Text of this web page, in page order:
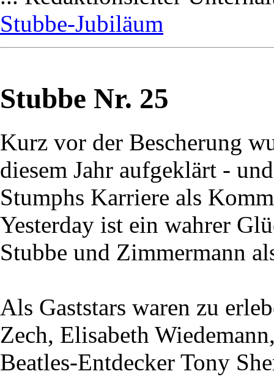
Stubbe-Jubiläum
Stubbe Nr. 25
Kurz vor der Bescherung
diesem Jahr aufgeklärt -
Stumphs Karriere als
Yesterday ist ein wahrer
Stubbe und Zimmermann
Als Gaststars waren zu
Zech, Elisabeth
Beatles-Entdecker Tony